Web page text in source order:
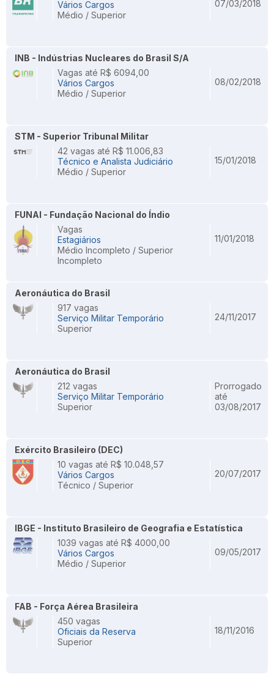
Vários Cargos
Médio / Superior
07/03/2018
INB - Indústrias Nucleares do Brasil S/A
Vagas até R$ 6094,00
Vários Cargos
Médio / Superior
08/02/2018
STM - Superior Tribunal Militar
42 vagas até R$ 11.006,83
Técnico e Analista Judiciário
Médio / Superior
15/01/2018
FUNAI - Fundação Nacional do Índio
Vagas
Estagiários
Médio Incompleto / Superior
Incompleto
11/01/2018
Aeronáutica do Brasil
917 vagas
Serviço Militar Temporário
Superior
24/11/2017
Aeronáutica do Brasil
212 vagas
Serviço Militar Temporário
Superior
Prorrogado
até
03/08/2017
Exército Brasileiro (DEC)
10 vagas até R$ 10.048,57
Vários Cargos
Técnico / Superior
20/07/2017
IBGE - Instituto Brasileiro de Geografia e Estatística
1039 vagas até R$ 4000,00
Vários Cargos
Médio / Superior
09/05/2017
FAB - Força Aérea Brasileira
450 vagas
Oficiais da Reserva
Superior
18/11/2016